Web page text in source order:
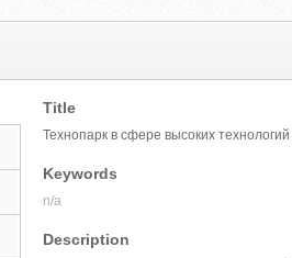
Title
Технопарк в сфере высоких
Keywords
n/a
Description